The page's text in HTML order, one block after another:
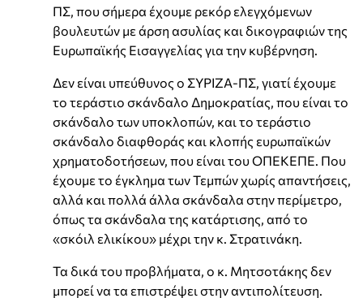
ΠΣ, που σήμερα έχουμε ρεκόρ ελεγχόμενων
βουλευτών με άρση ασυλίας και δικογραφιών της
Ευρωπαϊκής Εισαγγελίας για την κυβέρνηση.
Δεν είναι υπεύθυνος ο ΣΥΡΙΖΑ-ΠΣ, γιατί έχουμε
το τεράστιο σκάνδαλο Δημοκρατίας, που είναι το
σκάνδαλο των υποκλοπών, και το τεράστιο
σκάνδαλο διαφθοράς και κλοπής ευρωπαϊκών
χρηματοδοτήσεων, που είναι του ΟΠΕΚΕΠΕ. Που
έχουμε το έγκλημα των Τεμπών χωρίς απαντήσεις,
αλλά και πολλά άλλα σκάνδαλα στην περίμετρο,
όπως τα σκάνδαλα της κατάρτισης, από το
«σκόιλ ελικίκου» μέχρι την κ. Στρατινάκη.
Τα δικά του προβλήματα, ο κ. Μητσοτάκης δεν
μπορεί να τα επιστρέψει στην αντιπολίτευση.